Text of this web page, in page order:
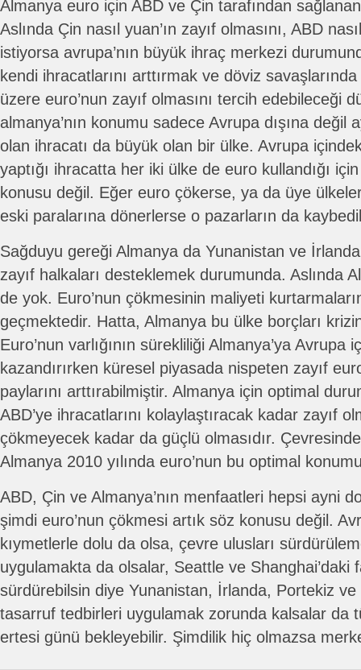
Almanya euro için ABD ve Çin tarafından
Aslında Çin nasıl yuan’ın zayıf olmasını, ABD
istiyorsa avrupa’nın büyük ihraç merkezi
kendi ihracatlarını arttırmak ve döviz
üzere euro’nun zayıf olmasını tercih edebileceği
almanya’nın konumu sadece Avrupa dışına değil
olan ihracatı da büyük olan bir ülke. Avrupa
yaptığı ihracatta her iki ülke de euro kullandığı
konusu değil. Eğer euro çökerse, ya da üye
eski paralarına dönerlerse o pazarların da
Sağduyu gereği Almanya da Yunanistan ve
zayıf halkaları desteklemek durumunda. Aslında
de yok. Euro’nun çökmesinin maliyeti
geçmektedir. Hatta, Almanya bu ülke borçları
Euro’nun varlığının sürekliliği Almanya’ya
kazandırırken küresel piyasada nispeten zayıf
paylarını arttırabilmiştir. Almanya için optimal
ABD’ye ihracatlarını kolaylaştıracak kadar zayıf
çökmeyecek kadar da güçlü olmasıdır.
Almanya 2010 yılında euro’nun bu optimal
ABD, Çin ve Almanya’nın menfaatleri hepsi ayni
şimdi euro’nun çökmesi artık söz konusu değil.
kıymetlerle dolu da olsa, çevre ulusları
uygulamakta da olsalar, Seattle ve Shanghai’daki
sürdürebilsin diye Yunanistan, İrlanda, Portekiz ve
tasarruf tedbirleri uygulamak zorunda kalsalar da
ertesi günü bekleyebilir. Şimdilik hiç olmazsa